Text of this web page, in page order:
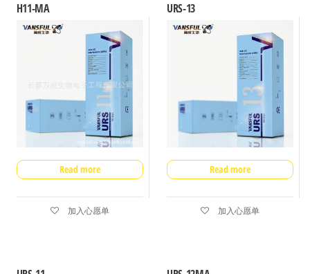
H11-MA
Read more
加入心愿单
URS-13
Read more
加入心愿单